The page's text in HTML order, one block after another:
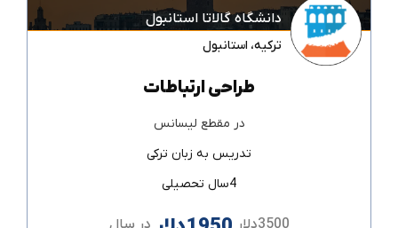
دانشگاه گالاتا استانبول
ترکیه، استانبول
طراحی ارتباطات
در مقطع لیسانس
تدریس به زبان ترکی
4سال تحصیلی
3500دلار در سال